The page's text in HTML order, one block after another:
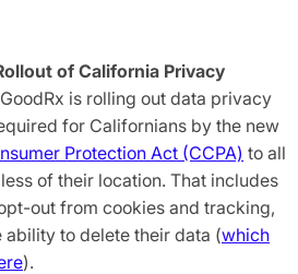
of California Privacy
is rolling out data privacy
for Californians by the new
Protection Act (CCPA) to all
of their location. That includes
out from cookies and tracking,
ability to delete their data (which
).